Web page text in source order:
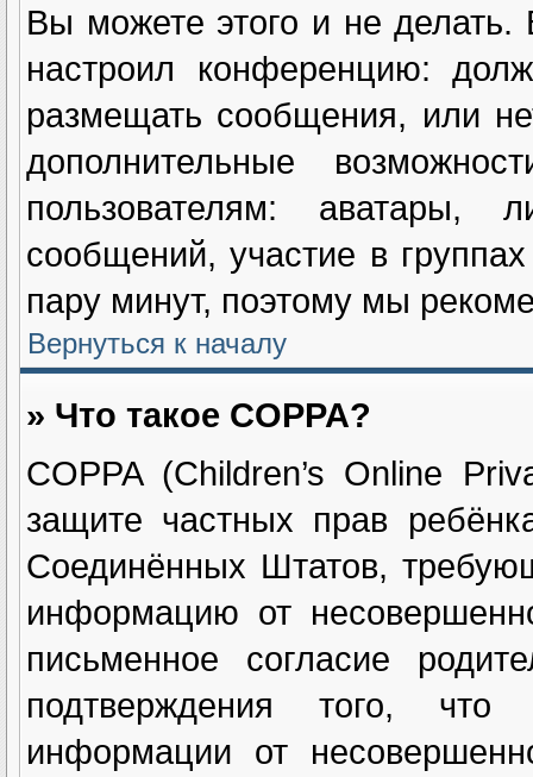
Вы можете этого и не делать.
настроил конференцию:
размещать сообщения, или
дополнительные
пользователям: аватары,
сообщений, участие в
пару минут, поэтому мы
Вернуться к началу
» Что такое COPPA?
COPPA (Children’s Online
защите частных прав
Соединённых Штатов,
информацию от
письменное согласие
подтверждения того,
информации от